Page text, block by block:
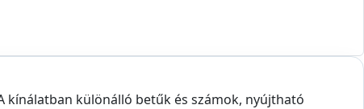
kínálatban különálló betűk és számok, nyújtható